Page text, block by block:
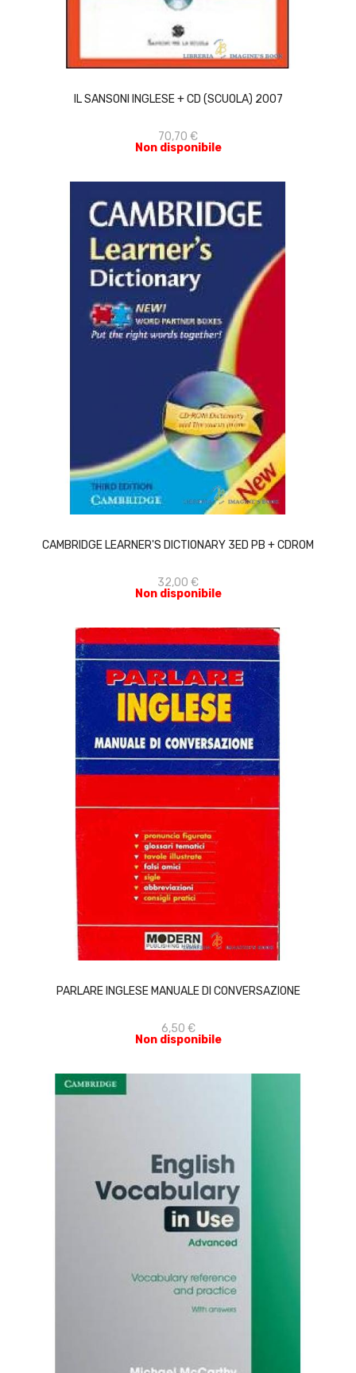
IL SANSONI INGLESE + CD (SCUOLA) 2007
70,70 €
Non disponibile
ACQUISTA
CAMBRIDGE LEARNER'S DICTIONARY 3ED PB + CDROM
32,00 €
Non disponibile
ACQUISTA
PARLARE INGLESE MANUALE DI CONVERSAZIONE
6,50 €
Non disponibile